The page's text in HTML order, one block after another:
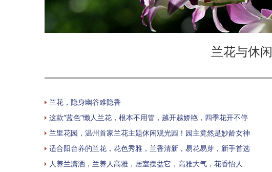
兰花与休闲
兰花，隐身幽谷难隐香
这款“蓝色”懒人兰花，根本不用管，越开越娇艳，四季花开不停
兰里花园，温州首家兰花主题休闲观光园！园主竟然是妙龄女神
适合阳台养的兰花，花色秀雅，兰香清新，易花易芽，新手首选
人养兰潇洒，兰养人高雅，居室摆盆它，高雅大气，花香怡人